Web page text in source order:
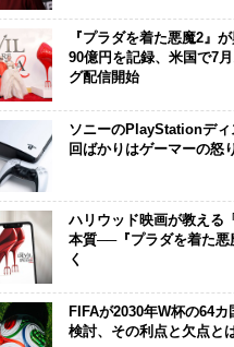
『プラダを着た悪魔2』
90億円を記録、米国で7
グ配信開始
ソニーのPlayStationディ
回ばかりはゲーマーの怒
ハリウッド映画が教える
本質──『プラダを着た悪
く
FIFAが2030年W杯の64
検討、その利点と欠点と